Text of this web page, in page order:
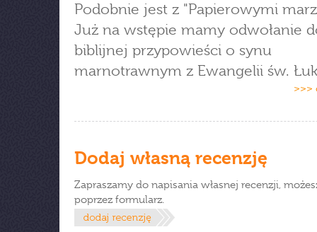
Podobnie jest z "Papierowymi
Już na wstępie mamy odwołanie
biblijnej przypowieści o synu
marnotrawnym z Ewangelii św.
>>>
Dodaj własną recenzję
Zapraszamy do napisania własnej recenzji,
poprzez formularz.